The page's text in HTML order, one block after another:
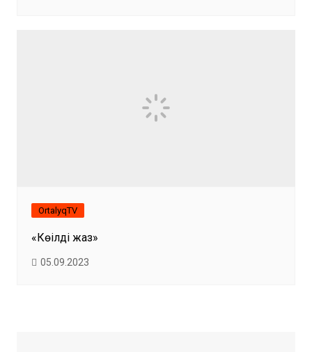
OrtalyqTV
«Көңілді жаз»
05.09.2023